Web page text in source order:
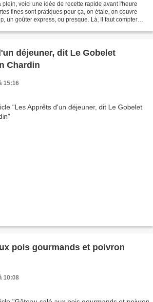
plein, voici une idée de recette rapide avant l'heure
fines sont pratiques pour ça, on étale, on couvre
un goûter express, ou presque. Là, il faut compter
déjeuner, dit Le Gobelet
Chardin
15:16
pois gourmands et poivron
10:08